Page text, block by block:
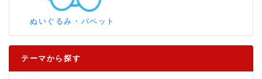
ぬいぐるみ・パペット
テーマから探す